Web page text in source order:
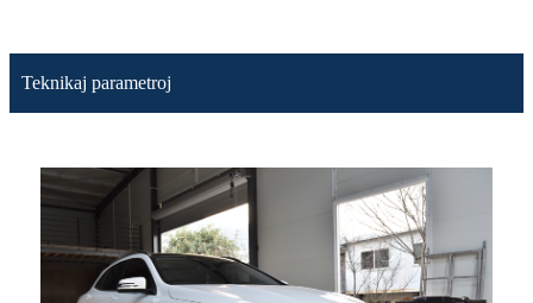
Teknikaj parametroj